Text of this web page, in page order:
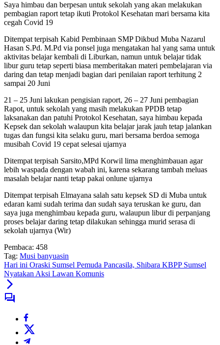
Saya himbau dan berpesan untuk sekolah yang akan melakukan
pembagian raport tetap ikuti Protokol Kesehatan mari bersama kita
cegah Covid 19
Ditempat terpisah Kabid Pembinaan SMP Dikbud Muba Nazarul
Hasan S.Pd. M.Pd via ponsel juga mengatakan hal yang sama untuk
aktivitas belajar kembali di Liburkan, namun untuk belajar tidak
libur guru tetap seperti biasa memberitakan materi pembelajaran via
daring dan tetap menjadi bagian dari penilaian raport terhitung 2
sampai 20 Juni
21 – 25 Juni lakukan pengisian raport, 26 – 27 Juni pembagian
Rapot, untuk sekolah yang masih melakukan PPDB tetap
laksanakan dan patuhi Protokol Kesehatan, saya himbau kepada
Kepsek dan sekolah walaupun kita belajar jarak jauh tetap jalankan
tugas dan fungsi kita selaku guru, mari bersama berdoa semoga
musibah Covid 19 cepat selesai ujarnya
Ditempat terpisah Sarsito,MPd Korwil lima menghimbauan agar
lebih waspada dengan wabah ini, karena sekarang tambah meluas
masalah belajar nanti tetap pakai onlune ujarnya
Ditempat terpisah Elmayana salah satu kepsek SD di Muba untuk
edaran kami sudah terima dan sudah saya teruskan ke guru, dan
saya juga menghimbau kepada guru, walaupun libur di perpanjang
proses belajar daring tetap dilakukan sehingga murid serasa di
sekolah ujarnya (Wir)
Pembaca: 458
Tag: Musi banyuasin
Hari ini Oraski Sumsel Pemuda Pancasila, Shibara KBPP Sumsel
Nyatakan Aksi Lawan Komunis